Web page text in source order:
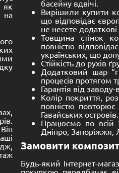
15,300.00€
До